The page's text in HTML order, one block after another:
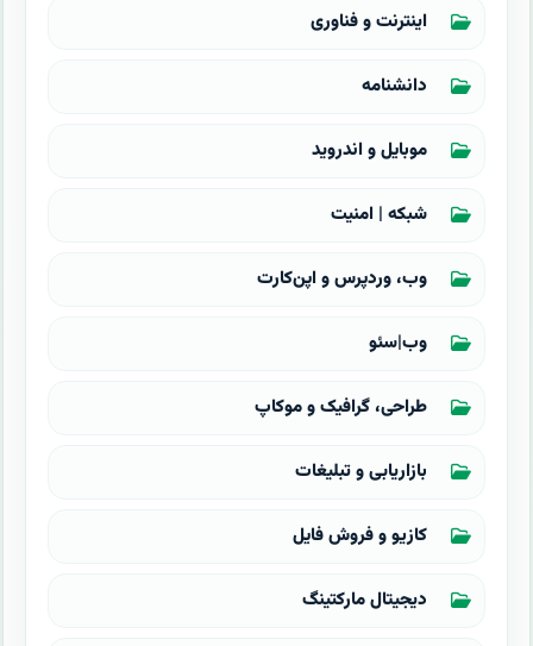
اینترنت و فناوری
دانشنامه
موبایل و اندروید
شبکه | امنیت
وب، وردپرس و اپن‌کارت
وب|سئو
طراحی، گرافیک و موکاپ
بازاریابی و تبلیغات
کازیو و فروش فایل
دیجیتال مارکتینگ